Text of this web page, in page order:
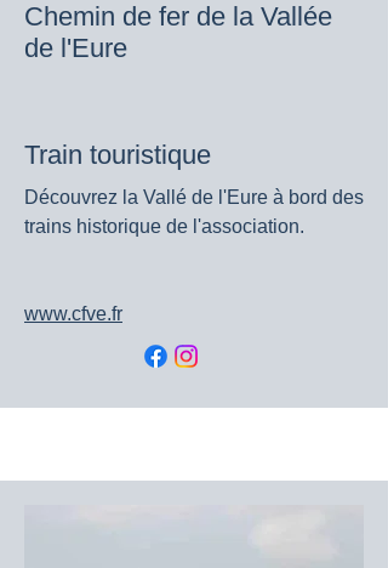
Chemin de fer de la Vallée
de l'Eure
Train touristique
Découvrez la Vallé de l'Eure à bord des
trains historique de l'association.
www.cfve.fr